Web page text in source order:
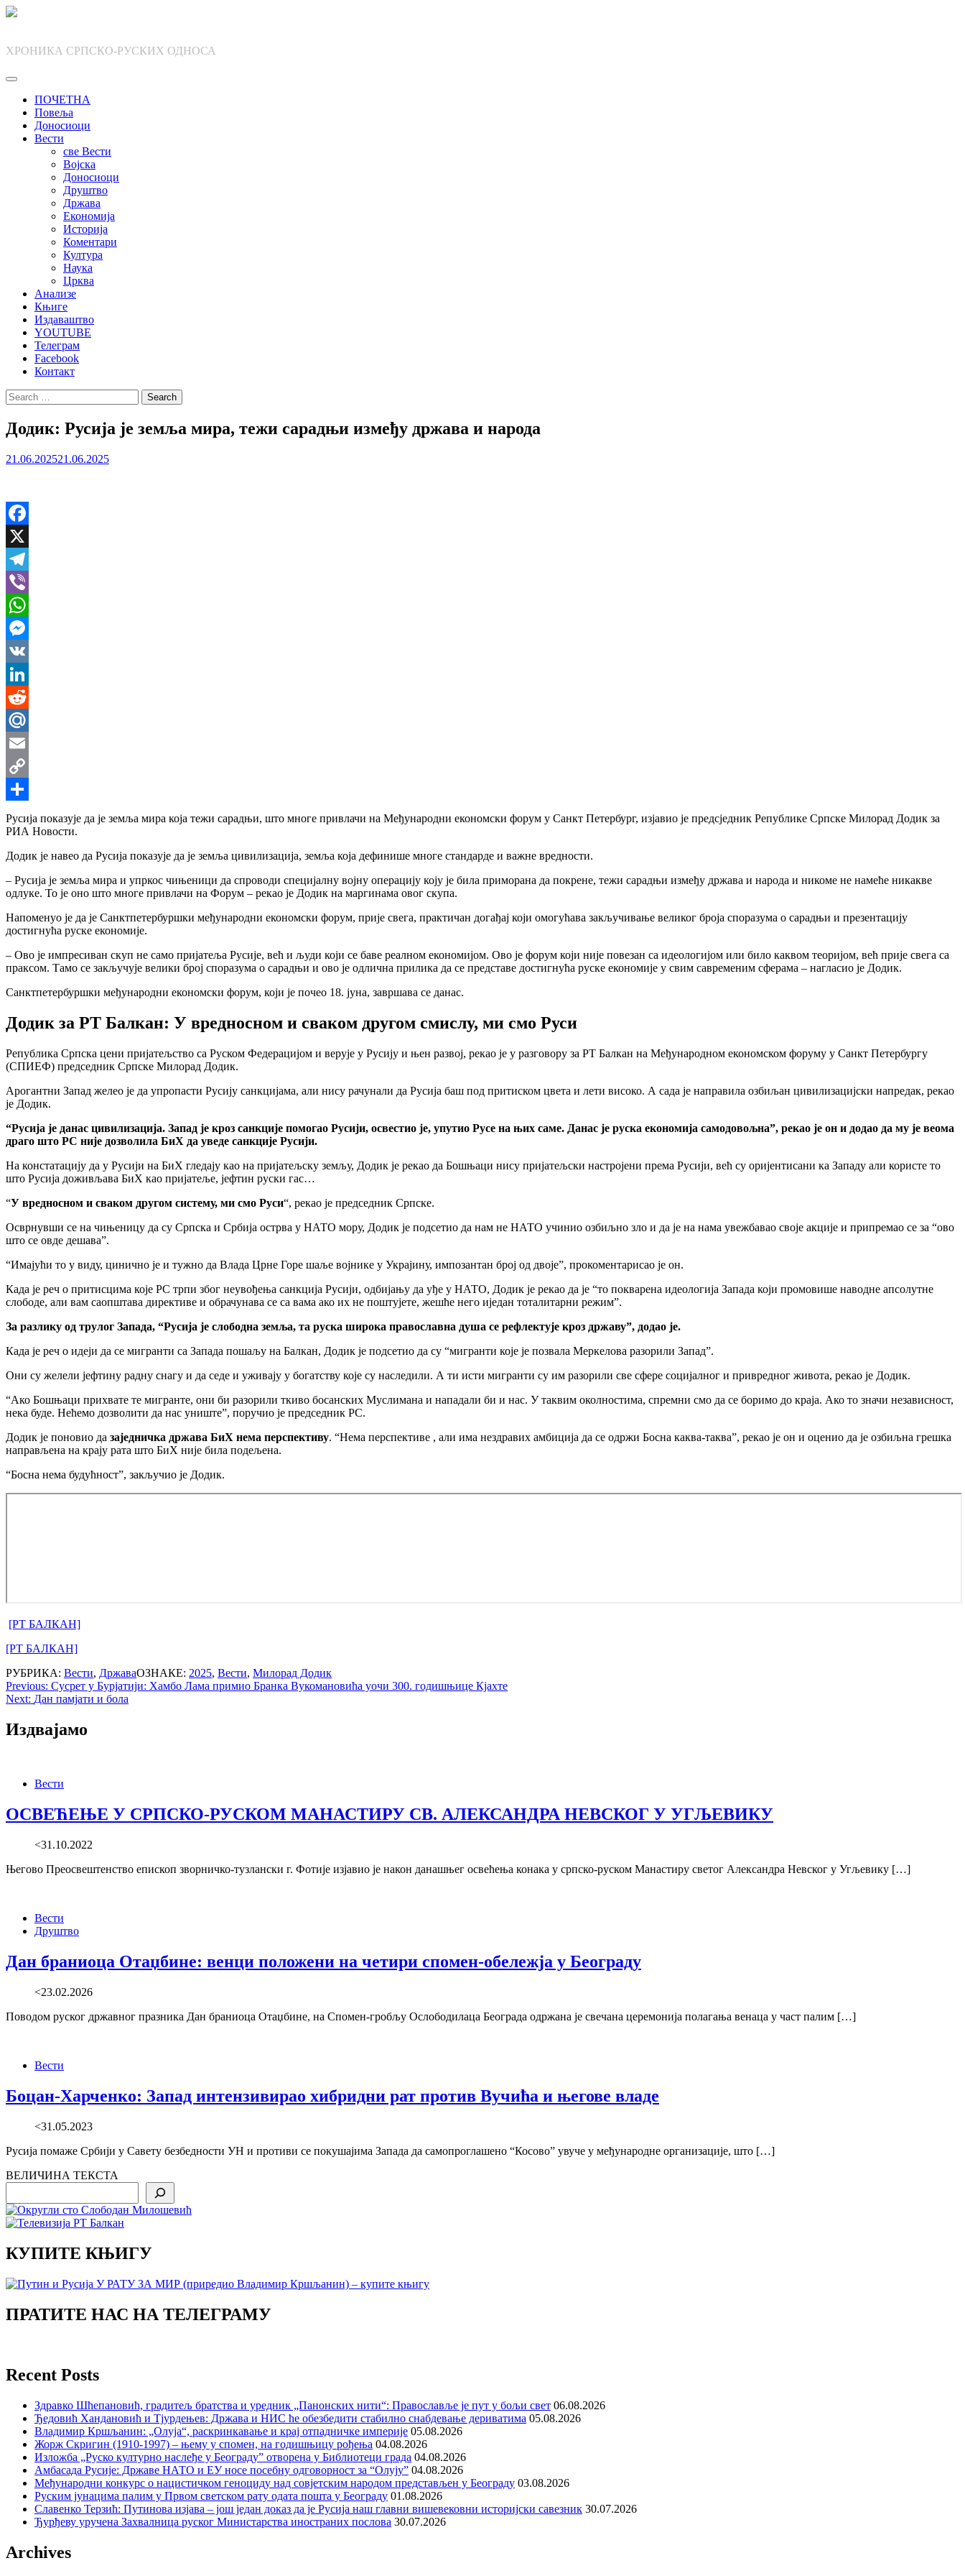
Skip
ХРОНИКА СРПСКО-РУСКИХ ОДНОСА
ПОЧЕТНА
Повеља
Доносиоци
Вести
све Вести
Војска
Доносиоци
Друштво
Држава
Економија
Историја
Коментари
Култура
Наука
Црква
Анализе
Књиге
Издаваштво
YOUTUBE
Телеграм
Facebook
Контакт
Search
for:
Додик: Русија је земља мира, тежи сарадњи између држава и народа
21.06.202521.06.2025
Facebook
X
Telegram
Viber
WhatsApp
Messenger
VK
LinkedIn
Reddit
Mail.Ru
Email
Copy
Link
Share
Русија показује да је земља мира која тежи сарадњи, што многе привлачи на Међународни економски форум у Санкт Петербург, изјавио је предсједник Републике Српске Милорад Додик за
РИА Новости.
Додик је навео да Русија показује да је земља цивилизација, земља која дефинише многе стандарде и важне вредности.
– Русија је земља мира и упркос чињеници да спроводи специјалну војну операцију коју је била приморана да покрене, тежи сарадњи између држава и народа и никоме не намеће никакве
одлуке. То је оно што многе привлачи на Форум – рекао је Додик на маргинама овог скупа.
Напоменуо је да је Санктпетербуршки међународни економски форум, прије свега, практичан догађај који омогућава закључивање великог броја споразума о сарадњи и презентацију
достигнућа руске економије.
– Ово је импресиван скуп не само пријатеља Русије, већ и људи који се баве реалном економијом. Ово је форум који није повезан са идеологијом или било каквом теоријом, већ прије свега са
праксом. Тамо се закључује велики број споразума о сарадњи и ово је одлична прилика да се представе достигнућа руске економије у свим савременим сферама – нагласио је Додик.
Санктпетербуршки међународни економски форум, који је почео 18. јуна, завршава се данас.
Додик за РТ Балкан: У вредносном и сваком другом смислу, ми смо Руси
Република Српска цени пријатељство са Руском Федерацијом и верује у Русију и њен развој, рекао је у разговору за РТ Балкан на Међународном економском форуму у Санкт Петербургу
(СПИЕФ) председник Српске Милорад Додик.
Арогантни Запад желео је да упропасти Русију санкцијама, али нису рачунали да Русија баш под притиском цвета и лети високо. А сада је направила озбиљан цивилизацијски напредак, рекао
је Додик.
“Русија је данас цивилизација. Запад је кроз санкције помогао Русији, освестио је, упутио Русе на њих саме. Данас је руска економија самодовољна”, рекао је он и додао да му је веома
драго што РС није дозволила БиХ да уведе санкције Русији.
На констатацију да у Русији на БиХ гледају као на пријатељску земљу, Додик је рекао да Бошњаци нису пријатељски настројени према Русији, већ су оријентисани ка Западу али користе то
што Русија доживљава БиХ као пријатеље, јефтин руски гас…
“У вредносном и сваком другом систему, ми смо Руси“, рекао је председник Српске.
Осврнувши се на чињеницу да су Српска и Србија острва у НАТО мору, Додик је подсетио да нам не НАТО учинио озбиљно зло и да је на нама увежбавао своје акције и припремао се за “ово
што се овде дешава”.
“Имајући то у виду, цинично је и тужно да Влада Црне Горе шаље војнике у Украјину, импозантан број од двоје”, прокоментарисао је он.
Када је реч о притисцима које РС трпи због неувођења санкција Русији, одбијању да уђе у НАТО, Додик је рекао да је “то покварена идеологија Запада који промовише наводне апсолутне
слободе, али вам саопштава директиве и обрачунава се са вама ако их не поштујете, жешће него иједан тоталитарни режим”.
За разлику од трулог Запада, “Русија је слободна земља, та руска широка православна душа се рефлектује кроз државу”, додао је.
Када је реч о идеји да се мигранти са Запада пошаљу на Балкан, Додик је подсетио да су “мигранти које је позвала Меркелова разорили Запад”.
Они су желели јефтину радну снагу и да седе и уживају у богатству које су наследили. А ти исти мигранти су им разорили све сфере социјалног и привредног живота, рекао је Додик.
“Ако Бошњаци прихвате те мигранте, они би разорили ткиво босанских Муслимана и нападали би и нас. У таквим околностима, спремни смо да се боримо до краја. Ако то значи независност,
нека буде. Нећемо дозволити да нас униште”, поручио је председник РС.
Додик је поновио да заједничка држава БиХ нема перспективу. “Нема перспективе , али има нездравих амбиција да се одржи Босна каква-таква”, рекао је он и оценио да је озбиљна грешка
направљена на крају рата што БиХ није била подељена.
“Босна нема будућност”, закључио је Додик.
[РТ БАЛКАН]
[РТ БАЛКАН]
РУБРИКА: Вести, ДржаваОЗНАКЕ: 2025, Вести, Милорад Додик
Post
navigation
Previous: Сусрет у Бурјатији: Хамбо Лама примио Бранка Вукомановића уочи 300. годишњице Кјахте
Next: Дан памјати и бола
Издвајамо
Вести
ОСВЕЋЕЊЕ У СРПСКО-РУСКОМ МАНАСТИРУ СВ. АЛЕКСАНДРА НЕВСКОГ У УГЉЕВИКУ
<31.10.2022
Његово Преосвештенство епископ зворничко-тузлански г. Фотије изјавио је након данашњег освећења конака у српско-руском Манастиру светог Александра Невског у Угљевику […]
Вести
Друштво
Дан браниоца Отаџбине: венци положени на четири спомен-обележја у Београду
<23.02.2026
Поводом руског државног празника Дан браниоца Отаџбине, на Спомен-гробљу Ослободилаца Београда одржана је свечана церемонија полагања венаца у част палим […]
Вести
Боцан-Харченко: Запад интензивирао хибридни рат против Вучића и његове владе
<31.05.2023
Русија помаже Србији у Савету безбедности УН и противи се покушајима Запада да самопроглашено “Косово” увуче у међународне организације, што […]
ВЕЛИЧИНА ТЕКСТА
КУПИТЕ КЊИГУ
ПРАТИТЕ НАС НА ТЕЛЕГРАМУ
Recent Posts
Здравко Шћепановић, градитељ братства и уредник „Панонских нити“: Православље је пут у бољи свет 06.08.2026
Ђедовић Хандановић и Тјурдењев: Држава и НИС ће обезбедити стабилно снабдевање дериватима 05.08.2026
Владимир Кршљанин: „Олуја“, раскринкавање и крај отпадничке империје 05.08.2026
Жорж Скригин (1910-1997) – њему у спомен, на годишњицу рођења 04.08.2026
Изложба „Руско културно наслеђе у Београду” отворена у Библиотеци града 04.08.2026
Амбасада Русије: Државе НАТО и ЕУ носе посебну одговорност за “Олују” 04.08.2026
Међународни конкурс о нацистичком геноциду над совјетским народом представљен у Београду 03.08.2026
Руским јунацима палим у Првом светском рату одата пошта у Београду 01.08.2026
Славенко Терзић: Путинова изјава – још један доказ да је Русија наш главни вишевековни историјски савезник 30.07.2026
Ђурђеву уручена Захвалница руског Министарства иностраних послова 30.07.2026
Archives